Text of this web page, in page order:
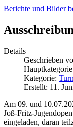
Berichte und Bilder
Details
Geschrieben
Hauptkategorie:
Kategorie:
Erstellt: 11.
Am 09. und
Joß-Fritz-
eingeladen, daran